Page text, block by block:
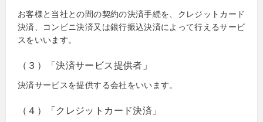
お客様と当社との間の契約の決済手続を、クレジットカード
決済、コンビニ決済又は銀行振込決済によって行えるサービ
スをいいます。
（３）「決済サービス提供者」
決済サービスを提供する会社をいいます。
（４）「クレジットカード決済」